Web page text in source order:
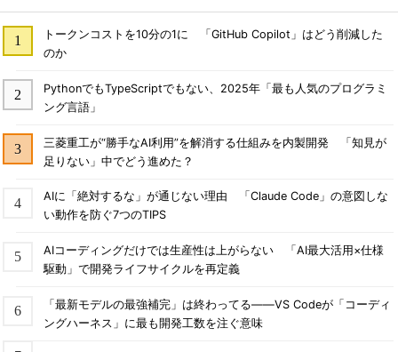
トークンコストを10分の1に 「GitHub Copilot」はどう削減した
のか
PythonでもTypeScriptでもない、2025年「最も人気のプログラミ
ング言語」
三菱重工が“勝手なAI利用”を解消する仕組みを内製開発 「知見が
足りない」中でどう進めた？
AIに「絶対するな」が通じない理由 「Claude Code」の意図しな
い動作を防ぐ7つのTIPS
AIコーディングだけでは生産性は上がらない 「AI最大活用×仕様
駆動」で開発ライフサイクルを再定義
「最新モデルの最強補完」は終わってる――VS Codeが「コーディ
ングハーネス」に最も開発工数を注ぐ意味